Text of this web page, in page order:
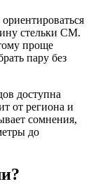
стельки CM.
проще
пару без
доступна
от региона и
сомнения,
до